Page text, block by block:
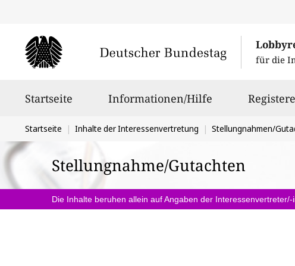
für die
Startseite Informationen/Hilfe
Sie
befinden
sich
hier:
Startseite Inhalte der Interessenvertretung Stellungnahmen/
Stellungnahme/Gutachten
Die Inhalte beruhen allein auf Angaben der Interessenvertreter/-